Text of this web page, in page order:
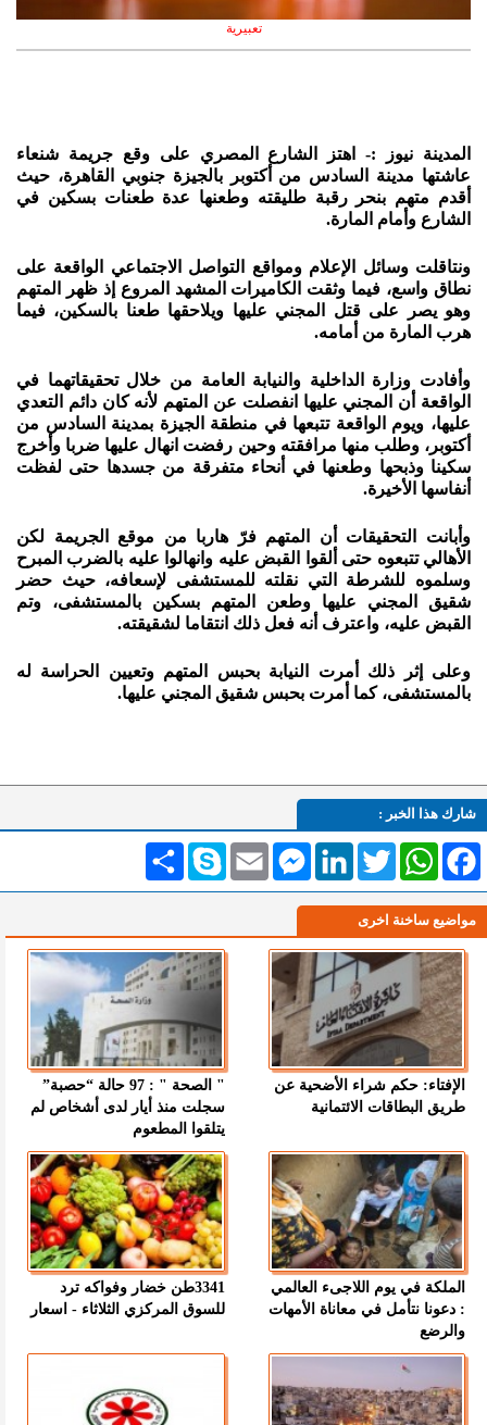
تعبيرية
المدينة نيوز :- اهتز الشارع المصري على وقع جريمة شنعاء
عاشتها مدينة السادس من أكتوبر بالجيزة جنوبي القاهرة، حيث
أقدم متهم بنحر رقبة طليقته وطعنها عدة طعنات بسكين في
الشارع وأمام المارة.
ونتاقلت وسائل الإعلام ومواقع التواصل الاجتماعي الواقعة على
نطاق واسع، فيما وثقت الكاميرات المشهد المروع إذ ظهر المتهم
وهو يصر على قتل المجني عليها ويلاحقها طعنا بالسكين، فيما
هرب المارة من أمامه.
وأفادت وزارة الداخلية والنيابة العامة من خلال تحقيقاتهما في
الواقعة أن المجني عليها انفصلت عن المتهم لأنه كان دائم التعدي
عليها، ويوم الواقعة تتبعها في منطقة الجيزة بمدينة السادس من
أكتوبر، وطلب منها مرافقته وحين رفضت انهال عليها ضربا وأخرج
سكينا وذبحها وطعنها في أنحاء متفرقة من جسدها حتى لفظت
أنفاسها الأخيرة.
وأبانت التحقيقات أن المتهم فرّ هاربا من موقع الجريمة لكن
الأهالي تتبعوه حتى ألقوا القبض عليه وانهالوا عليه بالضرب المبرح
وسلموه للشرطة التي نقلته للمستشفى لإسعافه، حيث حضر
شقيق المجني عليها وطعن المتهم بسكين بالمستشفى، وتم
القبض عليه، واعترف أنه فعل ذلك انتقاما لشقيقته.
وعلى إثر ذلك أمرت النيابة بحبس المتهم وتعيين الحراسة له
بالمستشفى، كما أمرت بحبس شقيق المجني عليها.
شارك هذا الخبر :
انشر Skype Email
MessengerLinkedInTwitterWhatsAppFacebook
مواضيع ساخنة اخرى
الإفتاء: حكم شراء الأضحية عن
طريق البطاقات الائتمانية
" الصحة " : 97 حالة “حصبة”
سجلت منذ أيار لدى أشخاص لم
يتلقوا المطعوم
الملكة في يوم اللاجىء العالمي
: دعونا نتأمل في معاناة الأمهات
والرضع
3341طن خضار وفواكه ترد
للسوق المركزي الثلاثاء - اسعار